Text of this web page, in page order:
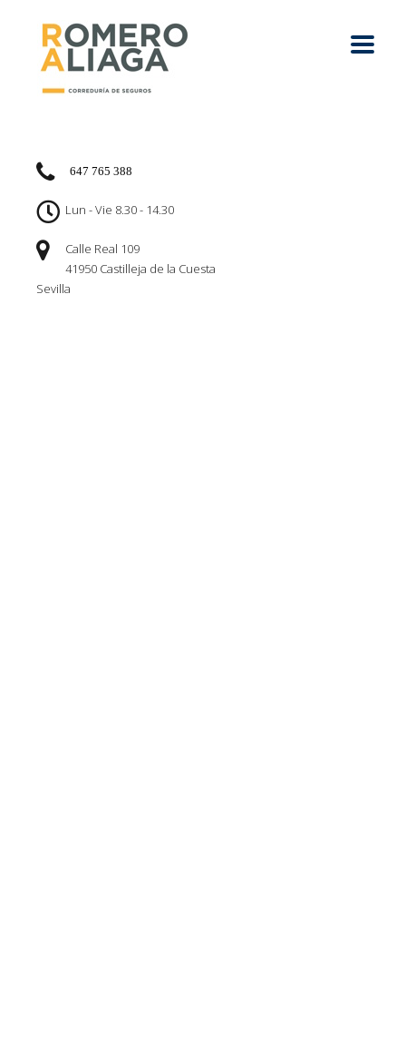
647 765 388
Lun - Vie 8.30 - 14.30
Calle Real 109
41950 Castilleja de la Cuesta
Sevilla